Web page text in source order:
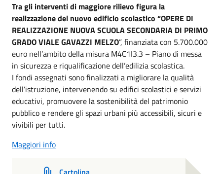
Tra gli interventi di maggiore rilievo figura la
realizzazione del nuovo edificio scolastico “OPERE DI
REALIZZAZIONE NUOVA SCUOLA SECONDARIA DI PRIMO
GRADO VIALE GAVAZZI MELZO”, finanziata con 5.700.000
euro nell’ambito della misura M4C1I3.3 – Piano di messa
in sicurezza e riqualificazione dell’edilizia scolastica.
I fondi assegnati sono finalizzati a migliorare la qualità
dell’istruzione, intervenendo su edifici scolastici e servizi
educativi, promuovere la sostenibilità del patrimonio
pubblico e rendere gli spazi urbani più accessibili, sicuri e
vivibili per tutti.
Maggiori info